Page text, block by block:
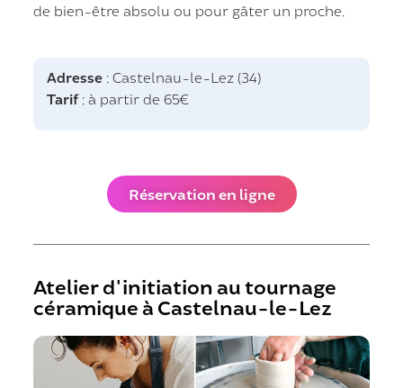
de bien-être absolu ou pour gâter un proche.
Adresse : Castelnau-le-Lez (34)
Tarif: à partir de 65€
Réservation en ligne
Atelier d'initiation au tournage
céramique à Castelnau-le-Lez